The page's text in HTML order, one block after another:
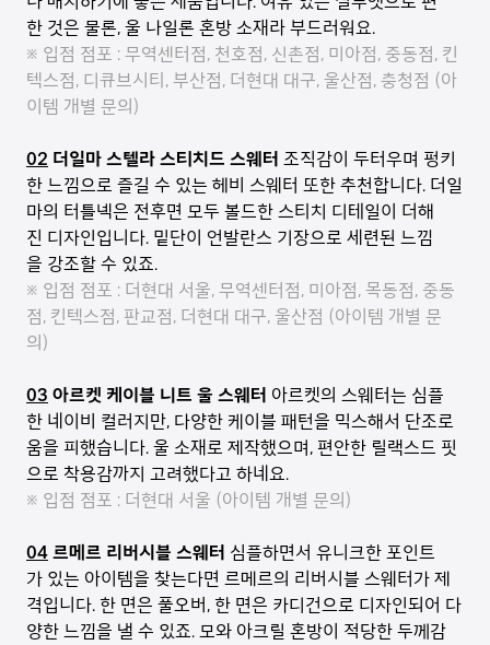
한 것은 물론, 울 나일론 혼방 소재라 부드러워요.
※ 입점 점포 : 무역센터점, 천호점, 신촌점, 미아점, 중동점, 킨
텍스점, 디큐브시티, 부산점, 더현대 대구, 울산점, 충청점 (아
이템 개별 문의)
02 더일마 스텔라 스티치드 스웨터 조직감이 두터우며 펑키
한 느낌으로 즐길 수 있는 헤비 스웨터 또한 추천합니다. 더일
마의 터틀넥은 전후면 모두 볼드한 스티치 디테일이 더해
진 디자인입니다. 밑단이 언발란스 기장으로 세련된 느낌
을 강조할 수 있죠.
※ 입점 점포 : 더현대 서울, 무역센터점, 미아점, 목동점, 중동
점, 킨텍스점, 판교점, 더현대 대구, 울산점 (아이템 개별 문
의)
03 아르켓 케이블 니트 울 스웨터 아르켓의 스웨터는 심플
한 네이비 컬러지만, 다양한 케이블 패턴을 믹스해서 단조로
움을 피했습니다. 울 소재로 제작했으며, 편안한 릴랙스드 핏
으로 착용감까지 고려했다고 하네요.
※ 입점 점포 : 더현대 서울 (아이템 개별 문의)
04 르메르 리버시블 스웨터 심플하면서 유니크한 포인트
가 있는 아이템을 찾는다면 르메르의 리버시블 스웨터가 제
격입니다. 한 면은 풀오버, 한 면은 카디건으로 디자인되어 다
양한 느낌을 낼 수 있죠. 모와 아크릴 혼방이 적당한 두께감